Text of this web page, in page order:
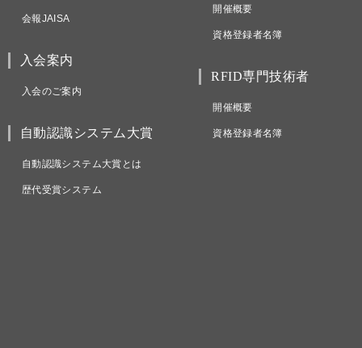
会報JAISA
入会案内
入会のご案内
自動認識システム大賞
自動認識システム大賞とは
歴代受賞システム
開催概要
資格登録者名簿
RFID専門技術者
開催概要
資格登録者名簿